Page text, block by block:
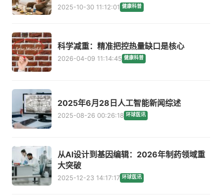
2025-10-30 11:12:01 健康科普
科学减重：精准把控热量缺口是核心
2026-04-09 11:14:45 健康科普
2025年6月28日人工智能新闻综述
2025-08-26 00:26:18 环球医讯
从AI设计到基因编辑：2026年制药领域重
大突破
2025-12-23 14:17:17 环球医讯